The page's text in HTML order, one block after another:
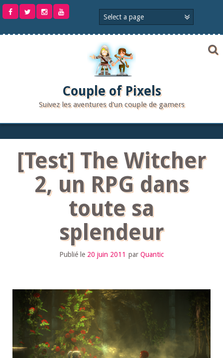
Aller
Couple of Pixels
Suivez les aventures d'un couple de gamers
[Test] The Witcher
2, un RPG dans
toute sa
splendeur
Publié le 20 juin 2011 par Quantic